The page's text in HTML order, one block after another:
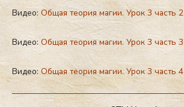
Видео:Общая теория магии. Урок 3 часть 2
Видео:Общая теория магии. Урок 3 часть 3
Видео:Общая теория магии. Урок 3 часть 4